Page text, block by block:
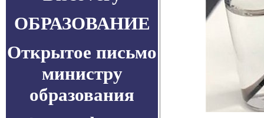
ОБРАЗОВАНИЕ
Открытое письмо
министру
образования